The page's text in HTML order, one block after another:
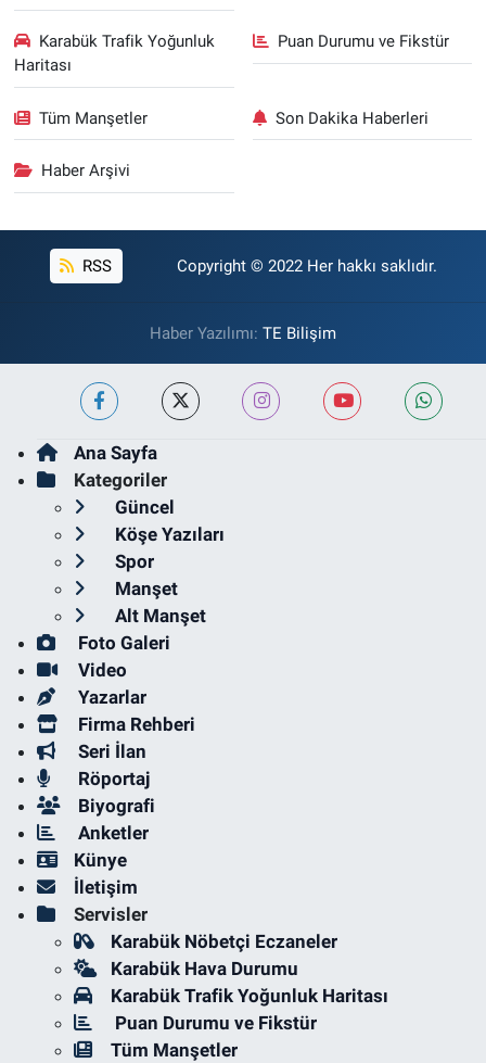
Karabük Trafik Yoğunluk
Haritası
Puan Durumu ve Fikstür
Tüm Manşetler Son Dakika Haberleri
Haber Arşivi
RSS Copyright © 2022 Her hakkı saklıdır.
Haber Yazılımı: TE Bilişim
Ana Sayfa
Kategoriler
Güncel
Köşe Yazıları
Spor
Manşet
Alt Manşet
Foto Galeri
Video
Yazarlar
Firma Rehberi
Seri İlan
Röportaj
Biyografi
Anketler
Künye
İletişim
Servisler
Karabük Nöbetçi Eczaneler
Karabük Hava Durumu
Karabük Trafik Yoğunluk Haritası
Puan Durumu ve Fikstür
Tüm Manşetler